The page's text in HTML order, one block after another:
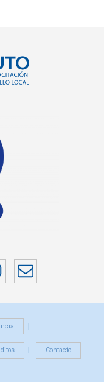
Correo
electrónico
Contacto